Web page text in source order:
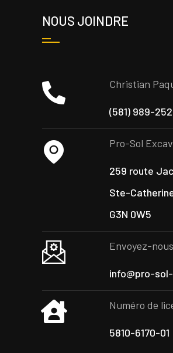
NOUS JOINDRE
Christian
(581) 989-
Pro-Sol
259 route
Ste-
G3N 0W5
Envoyez-
info@pro-
Numéro de
5810-6170-01